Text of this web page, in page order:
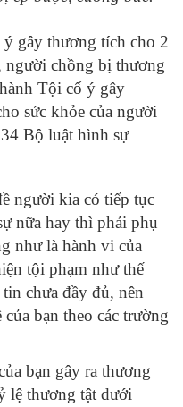
gây thương tích cho 2
chồng bị thương
Tội cố ý gây
sức khỏe của người
Bộ luật hình sự
người kia có tiếp tục
nữa hay thì phải phụ
như là hành vi của
tội phạm như thế
chưa đầy đủ, nên
bạn theo các trường
bạn gây ra thương
lệ thương tật dưới